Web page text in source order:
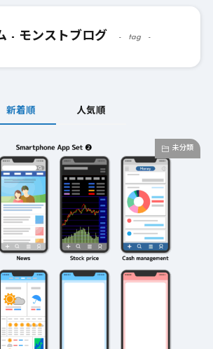
- モンストブログ tag
新着順 人気順
未分類